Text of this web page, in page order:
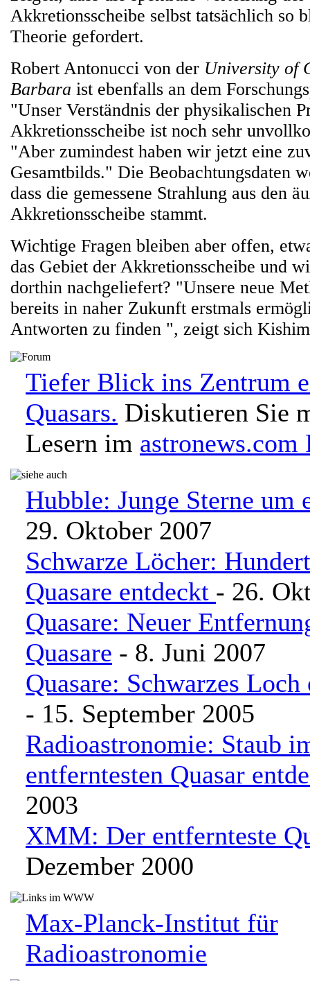
Akkretionsscheibe selbst tatsächlich so
Theorie gefordert.
Robert Antonucci von der University of
Barbara ist ebenfalls an dem
"Unser Verständnis der physikalischen
Akkretionsscheibe ist noch sehr
"Aber zumindest haben wir jetzt eine
Gesamtbilds." Die Beobachtungsdaten
dass die gemessene Strahlung aus den
Akkretionsscheibe stammt.
Wichtige Fragen bleiben aber offen,
das Gebiet der Akkretionsscheibe und
dorthin nachgeliefert? "Unsere neue
bereits in naher Zukunft erstmals
Antworten zu finden ", zeigt sich
Tiefer Blick ins Zentrum
Quasars. Diskutieren Sie
Lesern im astronews.com
Hubble: Junge Sterne um
29. Oktober 2007
Schwarze Löcher:
Quasare entdeckt - 26.
Quasare: Neuer
Quasare - 8. Juni 2007
Quasare: Schwarzes
- 15. September 2005
Radioastronomie: Staub
entferntesten Quasar
2003
XMM: Der entfernteste
Dezember 2000
Max-Planck-Institut für
Radioastronomie